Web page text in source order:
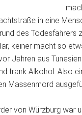
in eine
des Todesfahrers
keiner macht so
Jahren aus
trank Alkohol. Also
Massenmord
von Würzburg war